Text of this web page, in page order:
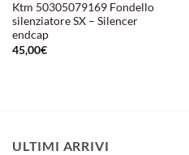
Ktm 50305079169 Fondello
silenziatore SX – Silencer
endcap
45,00€
ULTIMI ARRIVI